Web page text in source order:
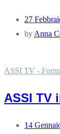
27
by Anna
ASSI TV -
ASSI TV
14